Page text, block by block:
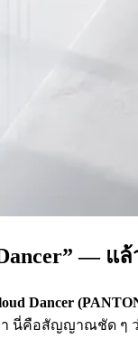
— แ
Dancer
นี่คือสัญญาณชัด ๆ